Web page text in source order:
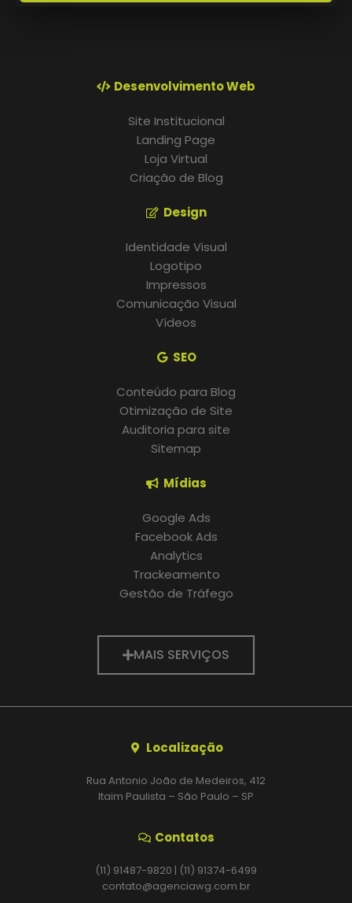
Desenvolvimento Web
Site Institucional
Landing Page
Loja Virtual
Criação de Blog
Design
Identidade Visual
Logotipo
Impressos
Comunicação Visual
Vídeos
SEO
Conteúdo para Blog
Otimização de Site
Auditoria para site
Sitemap
Mídias
Google Ads
Facebook Ads
Analytics
Trackeamento
Gestão de Tráfego
MAIS SERVIÇOS
Localização
Rua Antonio João de Medeiros, 412
Itaim Paulista – São Paulo – SP
Contatos
(11) 91487-9820 | (11) 91374-6499
contato@agenciawg.com.br